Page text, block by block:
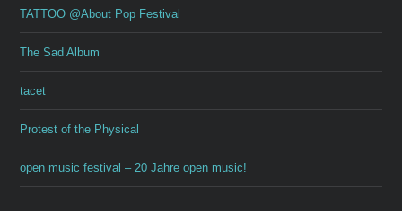
TATTOO @About Pop Festival
The Sad Album
tacet_
Protest of the Physical
open music festival – 20 Jahre open music!